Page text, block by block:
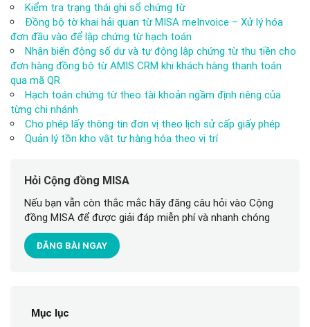
Kiểm tra trạng thái ghi sổ chứng từ
Đồng bộ tờ khai hải quan từ MISA meInvoice – Xử lý hóa
đơn đầu vào để lập chứng từ hạch toán
Nhận biến động số dư và tự động lập chứng từ thu tiền cho
đơn hàng đồng bộ từ AMIS CRM khi khách hàng thanh toán
qua mã QR
Hạch toán chứng từ theo tài khoản ngầm định riêng của
từng chi nhánh
Cho phép lấy thông tin đơn vị theo lịch sử cấp giấy phép
Quản lý tồn kho vật tư hàng hóa theo vị trí
Hỏi Cộng đồng MISA
Nếu bạn vẫn còn thắc mắc hãy đăng câu hỏi vào Cộng
đồng MISA để được giải đáp miễn phí và nhanh chóng
ĐĂNG BÀI NGAY
Mục lục